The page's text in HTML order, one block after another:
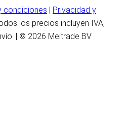
condiciones
Privacidad y
los precios incluyen IVA,
| © 2026 Meitrade BV